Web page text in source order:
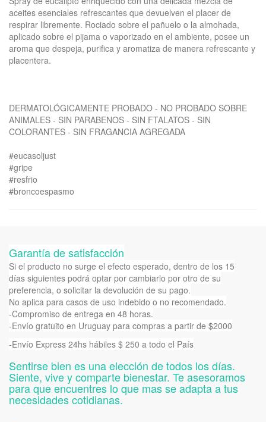
aceites esenciales refrescantes que devuelven el placer de
respirar libremente. Rociado sobre el pañuelo o la almohada,
aplicado sobre el pijama o vaporizado en el ambiente, posee un
aroma que despeja, purifica y aromatiza de manera refrescante y
placentera.
DERMATOLÓGICAMENTE PROBADO - NO PROBADO SOBRE
ANIMALES - SIN PARABENOS - SIN FTALATOS - SIN
COLORANTES - SIN FRAGANCIA AGREGADA
#eucasoljust
#gripe
#resfrio
#broncoespasmo
Garantía de satisfacción
Si el producto no surge el efecto esperado, dentro de los 15
días siguientes podrá optar por cambiarlo por otro de su
preferencia, o solicitar la devolución de su pago.
No aplica para casos de uso indebido o no recomendado.
-Compromiso de entrega en 48 horas.
-Envío gratuito en Uruguay para compras a partir de $2000
-Envío Express 24hs hábiles $ 250 a todo el País
Sentirse bien es una elección de todos los días.
Siente, vive y comparte bienestar. Te asesoramos
para que encuentres lo que mas se adapta a tus
necesidades cotidianas.